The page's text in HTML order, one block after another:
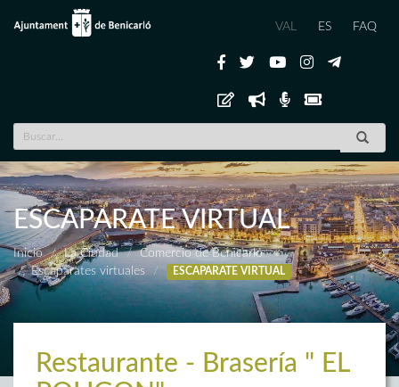
VAL ES FAQ
ESCAPARATE VIRTUAL
Inicio La Ciudad
Comercio de Benicarló
Escaparates virtuales
ESCAPARATE VIRTUAL
Restaurante - Brasería " EL